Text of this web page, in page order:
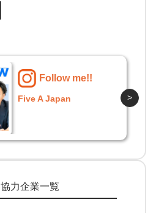
Follow me!!
フジコー >
協力企業一覧